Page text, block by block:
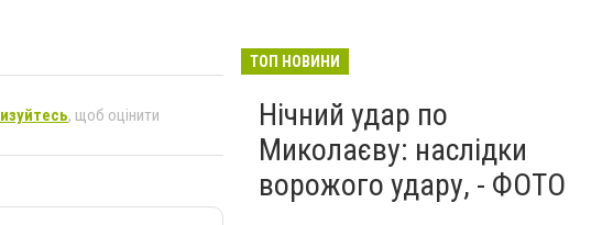
, щоб оцінити
ТОП НОВИНИ
Нічний удар по
Миколаєву: наслідки
ворожого удару, - ФОТО